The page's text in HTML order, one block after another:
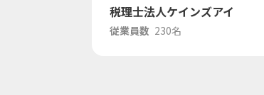
税理士法人ケインズアイ
従業員数 230名